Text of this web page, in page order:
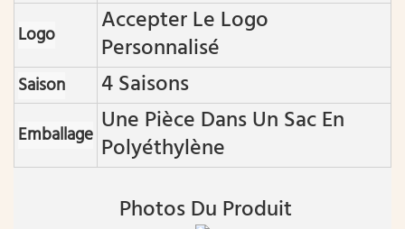
Logo
Accepter Le Logo
Personnalisé
Saison 4 Saisons
Emballage Une Pièce Dans Un Sac En
Polyéthylène
Photos Du Produit